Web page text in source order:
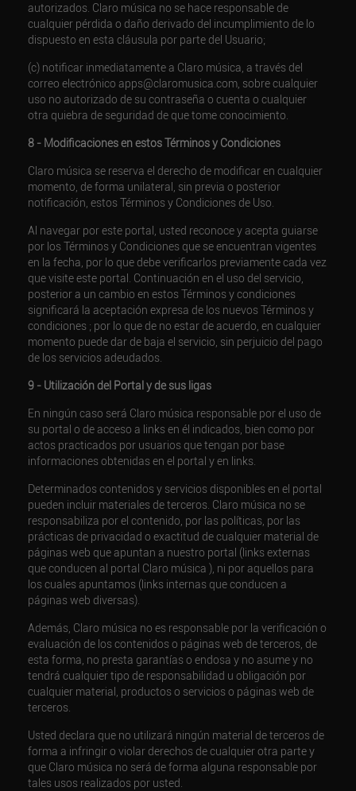
autorizados. Claro música no se hace responsable de
cualquier pérdida o daño derivado del incumplimiento de lo
dispuesto en esta cláusula por parte del Usuario;
(c) notificar inmediatamente a Claro música, a través del
correo electrónico apps@claromusica.com, sobre cualquier
uso no autorizado de su contraseña o cuenta o cualquier
otra quiebra de seguridad de que tome conocimiento.
8 - Modificaciones en estos Términos y Condiciones
Claro música se reserva el derecho de modificar en cualquier
momento, de forma unilateral, sin previa o posterior
notificación, estos Términos y Condiciones de Uso.
Al navegar por este portal, usted reconoce y acepta guiarse
por los Términos y Condiciones que se encuentran vigentes
en la fecha, por lo que debe verificarlos previamente cada vez
que visite este portal. Continuación en el uso del servicio,
posterior a un cambio en estos Términos y condiciones
significará la aceptación expresa de los nuevos Términos y
condiciones ; por lo que de no estar de acuerdo, en cualquier
momento puede dar de baja el servicio, sin perjuicio del pago
de los servicios adeudados.
9 - Utilización del Portal y de sus ligas
En ningún caso será Claro música responsable por el uso de
su portal o de acceso a links en él indicados, bien como por
actos practicados por usuarios que tengan por base
informaciones obtenidas en el portal y en links.
Determinados contenidos y servicios disponibles en el portal
pueden incluir materiales de terceros. Claro música no se
responsabiliza por el contenido, por las políticas, por las
prácticas de privacidad o exactitud de cualquier material de
páginas web que apuntan a nuestro portal (links externas
que conducen al portal Claro música ), ni por aquellos para
los cuales apuntamos (links internas que conducen a
páginas web diversas).
Además, Claro música no es responsable por la verificación o
evaluación de los contenidos o páginas web de terceros, de
esta forma, no presta garantías o endosa y no asume y no
tendrá cualquier tipo de responsabilidad u obligación por
cualquier material, productos o servicios o páginas web de
terceros.
Usted declara que no utilizará ningún material de terceros de
forma a infringir o violar derechos de cualquier otra parte y
que Claro música no será de forma alguna responsable por
tales usos realizados por usted.